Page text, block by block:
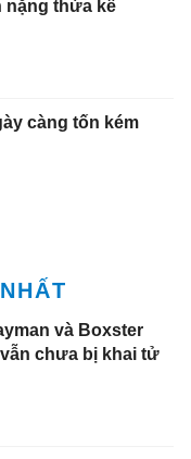
nặng thừa kế
càng tốn kém
và Boxster
chưa bị khai tử